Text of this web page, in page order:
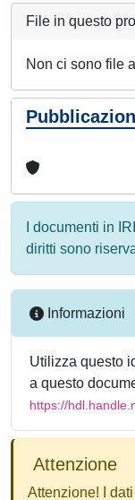
File in questo
Non ci sono file
I documenti in
diritti sono
Informazioni
Utilizza questo
a questo
https://
Attenzione
Attenzione! I